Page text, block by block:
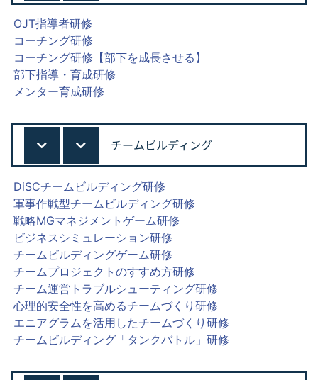
OJT指導者研修
コーチング研修
コーチング研修【部下を成長させる】
部下指導・育成研修
メンター育成研修
チームビルディング
DiSCチームビルディング研修
軍事作戦型チームビルディング研修
戦略MGマネジメントゲーム研修
ビジネスシミュレーション研修
チームビルディングゲーム研修
チームプロジェクトのすすめ方研修
チーム運営トラブルシューティング研修
心理的安全性を高めるチームづくり研修
エニアグラムを活用したチームづくり研修
チームビルディング「タンクバトル」研修